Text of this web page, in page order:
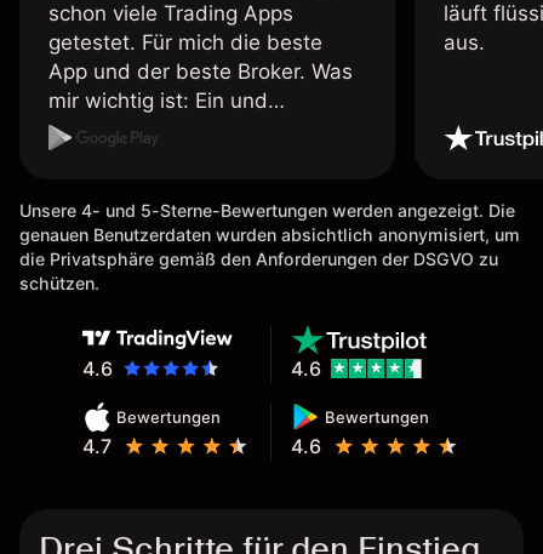
schon viele Trading Apps
getestet. Für mich die beste
App und der beste Broker. Was
mir wichtig ist: Ein und
Auszahlungen per Kreditkarte
möglich. Berichte, Auszüge OK.
Eine Diagrammfunktion wie es
bei Naga ist wäre
läuft
aus.
Unsere 4- und 5-Sterne-Bewertungen werden angezeigt. Die
genauen Benutzerdaten wurden absichtlich anonymisiert, um
die Privatsphäre gemäß den Anforderungen der DSGVO zu
schützen.
4.6
Bewertungen
4.7
Bewertungen
4.6
4.6